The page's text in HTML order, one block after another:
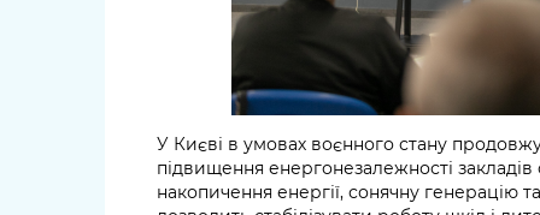
У Києві в умовах воєнного стану
підвищення енергонезалежності
накопичення енергії, сонячну генерацію